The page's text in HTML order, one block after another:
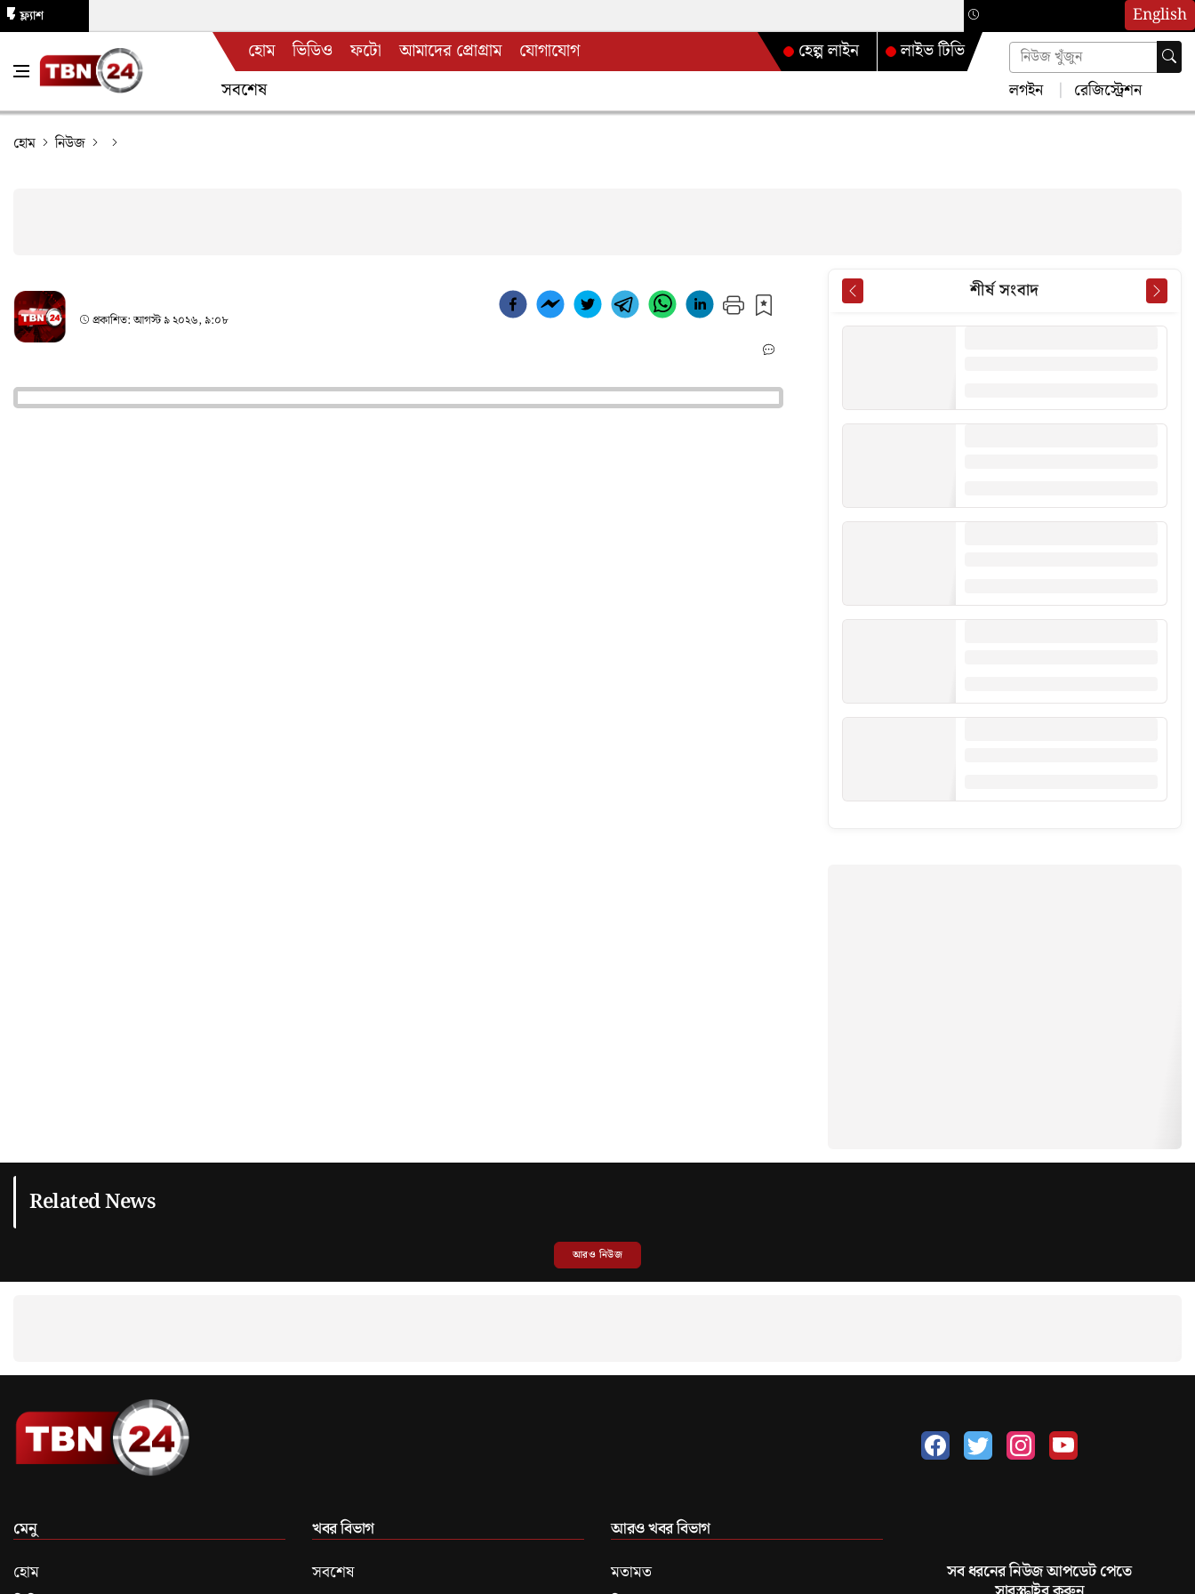
English
ফ্ল্যাশ
হোম ভিডিও ফটো আমাদের প্রোগ্রাম যোগাযোগ লাইভ টিভি
হেল্প লাইন
সবশেষ
লগইন রেজিস্ট্রেশন
হোম নিউজ
প্রকাশিত:আগস্ট ৯ ২০২৬, ৯:০৮
শীর্ষ সংবাদ
Related News
আরও নিউজ
মেনু
হোম
খবর বিভাগ
সবশেষ
আরও খবর বিভাগ
মতামত
সব ধরনের নিউজ আপডেট পেতে